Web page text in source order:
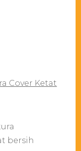
bersih